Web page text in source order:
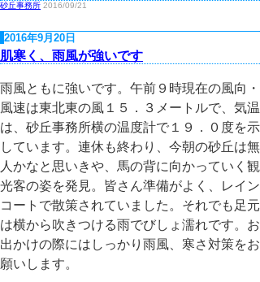
砂丘事務所 2016/09/21
2016年9月20日
肌寒く、雨風が強いです
雨風ともに強いです。午前９時現在の風向・
風速は東北東の風１５．３メートルで、気温
は、砂丘事務所横の温度計で１９．０度を示
しています。連休も終わり、今朝の砂丘は無
人かなと思いきや、馬の背に向かっていく観
光客の姿を発見。皆さん準備がよく、レイン
コートで散策されていました。それでも足元
は横から吹きつける雨でびしょ濡れです。お
出かけの際にはしっかり雨風、寒さ対策をお
願いします。